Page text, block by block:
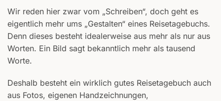
Wir reden hier zwar vom „Schreiben“, doch geht es
eigentlich mehr ums „Gestalten“ eines Reisetagebuchs.
Denn dieses besteht idealerweise aus mehr als nur aus
Worten. Ein Bild sagt bekanntlich mehr als tausend
Worte.
Deshalb besteht ein wirklich gutes Reisetagebuch auch
aus Fotos, eigenen Handzeichnungen,